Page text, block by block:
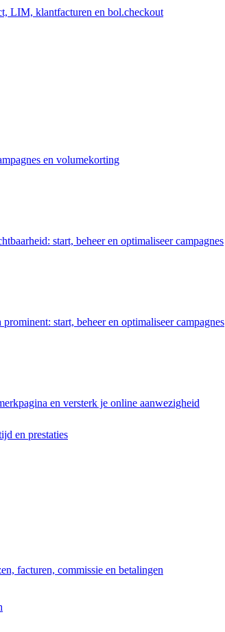
LIM, klantfacturen en bol.checkout
en volumekorting
start, beheer en optimaliseer campagnes
start, beheer en optimaliseer campagnes
en versterk je online aanwezigheid
en prestaties
facturen, commissie en betalingen